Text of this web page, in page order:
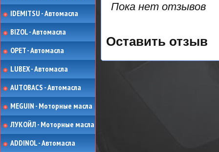
IDEMITSU - Автомасла
BIZOL - Автомасла
OPET - Автомасла
LUBEX - Автомасла
AUTOBACS - Автомасла
MEGUIN - Моторные масла
ЛУКОЙЛ - Моторные масла
ADDINOL - Автомасла
Пока нет отзывов
Оставить отзыв